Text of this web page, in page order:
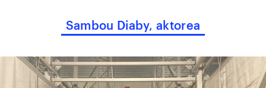
Sambou Diaby, aktorea